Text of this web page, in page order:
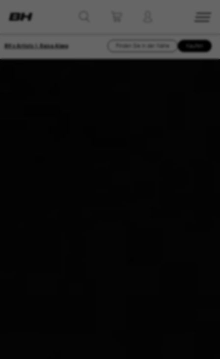
BH x Artists I, Raisa Alava Finden Sie in der Nähe Kaufen